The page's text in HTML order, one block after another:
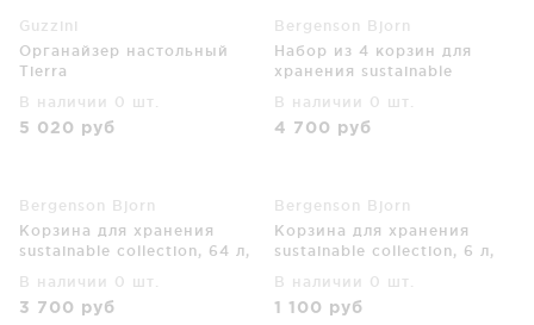
Guzzini
Органайзер настольный
Tierra
В наличии 0 шт.
5 020 руб
Bergenson Bjorn
Набор из 4 корзин для
хранения sustainable
В наличии 0 шт.
4 700 руб
Bergenson Bjorn
Корзина для хранения
sustainable collection, 64 л,
В наличии 0 шт.
3 700 руб
Bergenson Bjorn
Корзина для хранения
sustainable collection, 6 л,
В наличии 0 шт.
1 100 руб